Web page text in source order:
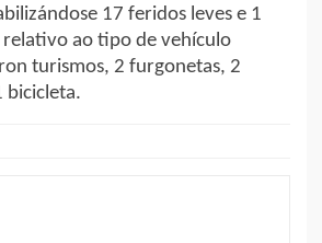
17 feridos leves e 1
ao tipo de vehículo
turismos, 2 furgonetas, 2
bicicleta.